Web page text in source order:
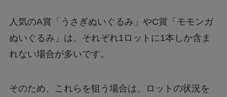
人気のA賞「うさぎぬいぐるみ」やC賞「モモンガ
ぬいぐるみ」は、それぞれ1ロットに1本しか含ま
れない場合が多いです。
そのため、これらを狙う場合は、ロットの状況を